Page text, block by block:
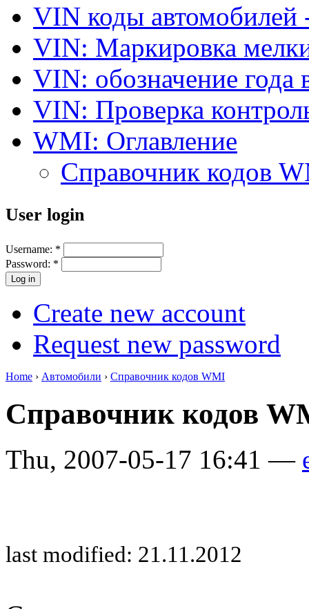
VIN коды автомобилей
VIN: Маркировка
VIN: обозначение года
VIN: Проверка
WMI: Оглавление
Справочник кодов
User login
Username: *
Password: *
Create new account
Request new password
Home › Автомобили › Справочник кодов WMI
Справочник кодов
Thu, 2007-05-17 16:41 —
last modified: 21.11.2012